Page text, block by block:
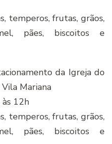
temperos, frutas, grãos,
pães, biscoitos e
da Igreja do
Mariana
às 12h
temperos, frutas, grãos,
pães, biscoitos e